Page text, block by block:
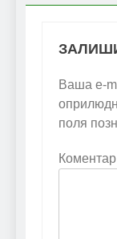
Ваша e-
поля
Коментар